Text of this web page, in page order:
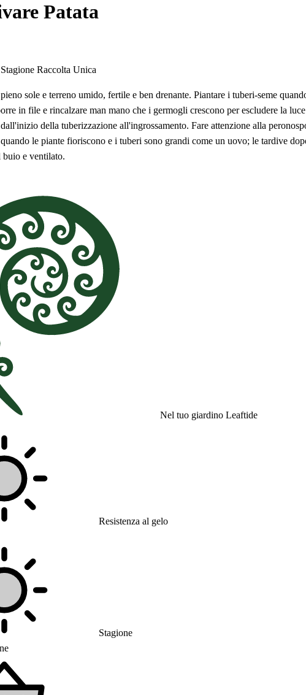
Patata
Raccolta Unica
sole e terreno umido, fertile e ben drenante. Piantare i tuberi-seme
in file e rincalzare man mano che i germogli crescono per escludere la
della tuberizzazione all'ingrossamento. Fare attenzione alla
le piante fioriscono e i tuberi sono grandi come un uovo; le tardive
buio e ventilato.
Nel tuo giardino Leaftide
Resistenza al gelo
Stagione